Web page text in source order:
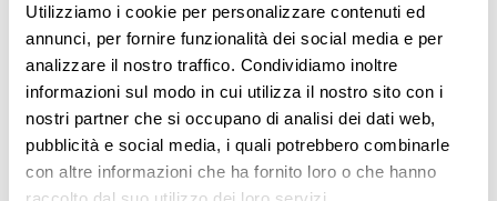
Utilizziamo i cookie per personalizzare contenuti ed
annunci, per fornire funzionalità dei social media e per
analizzare il nostro traffico. Condividiamo inoltre
informazioni sul modo in cui utilizza il nostro sito con i
nostri partner che si occupano di analisi dei dati web,
pubblicità e social media, i quali potrebbero combinarle
con altre informazioni che ha fornito loro o che hanno
“In realtà lagran parte di noi ha iniziato a
lavorare ancora prima che ci chiedessero il
curriculum, perché il 56% della Gen Z porta
avanti un’attività parallela, accanto alla sua
occupazione, e il 52% fa già lavori freelance,
molto spesso con vocazione imprenditoriale”,